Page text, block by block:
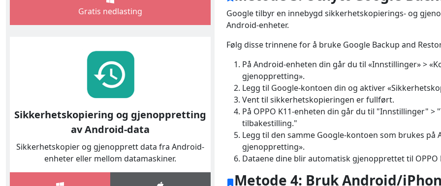
Gratis nedlasting
Sikkerhetskopiering og gjenoppretting
av Android-data
Sikkerhetskopier og gjenopprett data fra Android-
enheter eller mellom datamaskiner.
Google tilbyr en innebygd sikkerhetskopierings- og
Android-enheter.
Følg disse trinnene for å bruke Google Backup and
På Android-enheten din går du til «Innstillinger» >
gjenoppretting».
Legg til Google-kontoen din og aktiver
Vent til sikkerhetskopieringen er fullført.
På OPPO K11-enheten din går du til "Innstillinger"
tilbakestilling."
Legg til den samme Google-kontoen som brukes
gjenoppretting».
Dataene dine blir automatisk gjenopprettet til OPPO
Metode 4: Bruk Android/